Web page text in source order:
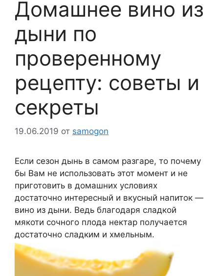
Домашнее вино из
дыни по
проверенному
рецепту: советы и
секреты
19.06.2019 от samogon
Если сезон дынь в самом разгаре, то почему
бы Вам не использовать этот момент и не
приготовить в домашних условиях
достаточно интересный и вкусный напиток —
вино из дыни. Ведь благодаря сладкой
мякоти сочного плода нектар получается
достаточно сладким и хмельным.